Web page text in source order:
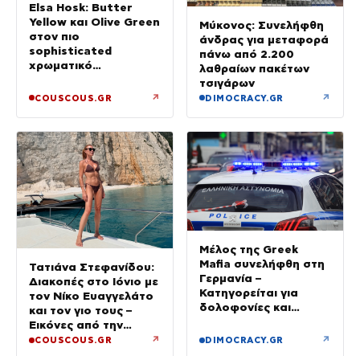
Elsa Hosk: Butter
Yellow και Olive Green
στον πιο
sophisticated
χρωματικό
match μοτίβα
COUSCOUS.GR ↗
Μύκονος: Συνελήφθη
άνδρας για μεταφορά
πάνω από 2.200
λαθραίων πακέτων
τσιγάρων
DIMOCRACY.GR ↗
Τατιάνα Στεφανίδου:
Διακοπές στο Ιόνιο με
τον Νίκο Ευαγγελάτο
και τον γιο τους –
Εικόνες από την
Κεφαλονιά
COUSCOUS.GR ↗
Μέλος της Greek
Mafia συνελήφθη στη
Γερμανία –
Κατηγορείται για
δολοφονίες και
DIMOCRACY.GR ↗